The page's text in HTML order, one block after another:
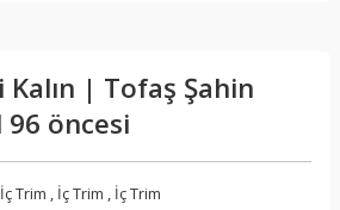
Kalın | Tofaş Şahin
öncesi
İç Trim , İç Trim , İç Trim